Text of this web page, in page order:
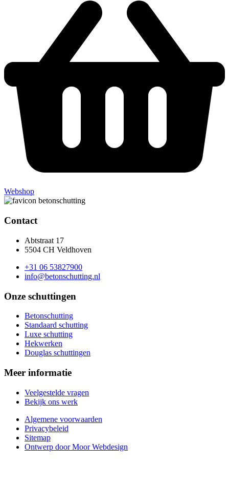
Webshop
Contact
Abtstraat 17
5504 CH Veldhoven
+31 06 53827900
info@betonschutting.nl
Onze schuttingen
Betonschutting
Standaard schutting
Luxe schutting
Hekwerken
Douglas schuttingen
Meer informatie
Veelgestelde vragen
Bekijk ons werk
Algemene voorwaarden
Privacybeleid
Sitemap
Ontwerp door Moor Webdesign